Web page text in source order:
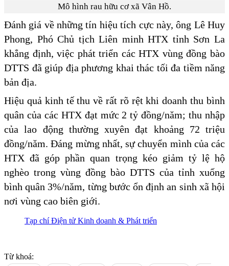
Mô hình rau hữu cơ xã Vân Hồ.
Đánh giá về những tín hiệu tích cực này, ông Lê Huy
Phong, Phó Chủ tịch Liên minh HTX tỉnh Sơn La
khẳng định, việc phát triển các HTX vùng đồng bào
DTTS đã giúp địa phương khai thác tối đa tiềm năng
bản địa.
Hiệu quả kinh tế thu về rất rõ rệt khi doanh thu bình
quân của các HTX đạt mức 2 tỷ đồng/năm; thu nhập
của lao động thường xuyên đạt khoảng 72 triệu
đồng/năm. Đáng mừng nhất, sự chuyển mình của các
HTX đã góp phần quan trọng kéo giảm tỷ lệ hộ
nghèo trong vùng đồng bào DTTS của tỉnh xuống
bình quân 3%/năm, từng bước ổn định an sinh xã hội
nơi vùng cao biên giới.
Tạp chí Điện tử Kinh doanh & Phát triển
Từ khoá: